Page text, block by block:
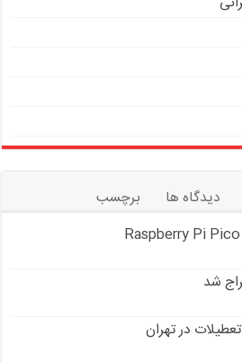
دیدگاه ها
برچسب
Raspberry Pi
شد
در تهران